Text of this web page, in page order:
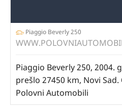
Piaggio Beverly 250
Piaggio Beverly 250, 2004.
prešlo 27450 km, Novi
Polovni Automobili